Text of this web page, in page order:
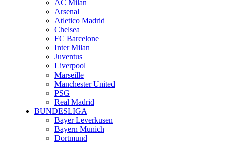
AC Milan
Arsenal
Atletico Madrid
Chelsea
FC Barcelone
Inter Milan
Juventus
Liverpool
Marseille
Manchester United
PSG
Real Madrid
BUNDESLIGA
Bayer Leverkusen
Bayern Munich
Dortmund